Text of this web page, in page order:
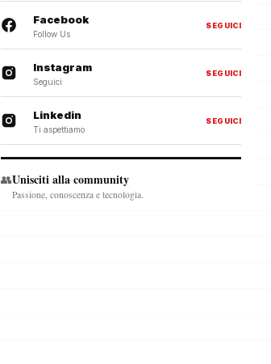
Facebook
Follow Us
SEGUICI
Instagram
Seguici
SEGUICI
Linkedin
Ti aspettiamo
SEGUICI
👥Unisciti alla community
Passione, conoscenza e tecnologia.